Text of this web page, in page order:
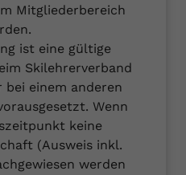
Mitgliederbereich
ist eine gültige
Skilehrerverband
bei einem anderen
Wenn
keine
(Ausweis inkl.
werden